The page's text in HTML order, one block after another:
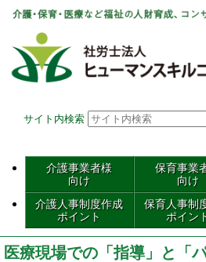
サイト内検索
介護事業者様
向け
保育事業
向け
介護人事制度作成
ポイント
保育人事制
ポイン
医療現場での「指導」と「